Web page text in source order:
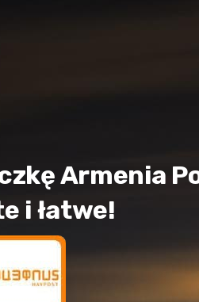
Armenia
i łatwe!